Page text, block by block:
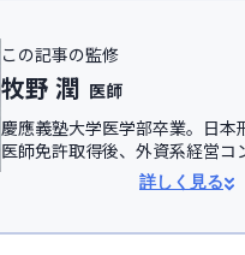
この記事の監修
牧野 潤 医師
慶應義塾大学医学部卒業。日本
医師免許取得後、外資系経営コ
慶應義塾大学医学部助教を経て
詳しく見る